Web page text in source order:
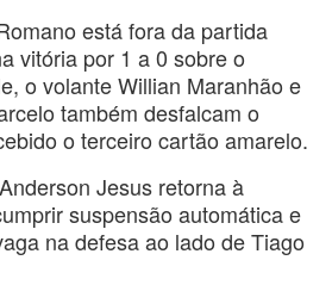
está fora da partida
vitória por 1 a 0 sobre o
o volante Willian Maranhão e
também desfalcam o
o terceiro cartão amarelo.
Jesus retorna à
suspensão automática e
na defesa ao lado de Tiago